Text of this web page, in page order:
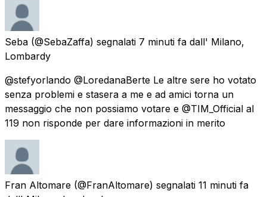
Seba (@SebaZaffa) segnalati 7 minuti fa dall' Milano,
Lombardy
@stefyorlando @LoredanaBerte Le altre sere ho votato
senza problemi e stasera a me e ad amici torna un
messaggio che non possiamo votare e @TIM_Official al
119 non risponde per dare informazioni in merito
Fran Altomare (@FranAltomare) segnalati 11 minuti fa